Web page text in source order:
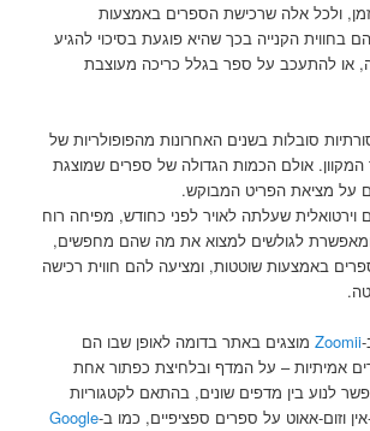
ולכל אלה שרכישת הספרים באמצעות
בחווית הקנייה בכך שהיא פוגעת בסיכוי להגיע
או להתעכב על ספר בגלל כריכה מעוצבת
סובלות בשנים האחרונות מהפופולריות של
אולם הכמות הגדולה של ספרים שמוצגת
על מציאת הפריט המבוקש.
וירטואלית שעלתה לאויר לפני כחודש, מפיחה רוח
לגולשים למצוא את מה שהם מחפשים,
באמצעות שוטטות, ומציעה להם חווית רכישה
Zoomii מוצגים באתר בדומה לאופן שבו הם
אמיתיות – על המדף ובלחיצת כפתור אחת
לנוע בין מדפים שונים, בהתאם לקטגוריות
וזום-אאוט על ספרים ספציפיים, כמו ב-Google